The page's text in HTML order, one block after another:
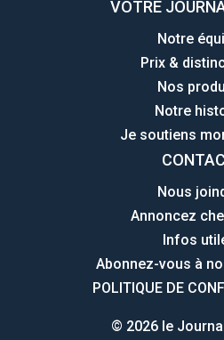
VOTRE
Notre
Prix &
Nos
Notre
Je soutiens
Nous
Annoncez
Infos
Abonnez-vous à
POLITIQUE DE
© 2026 le